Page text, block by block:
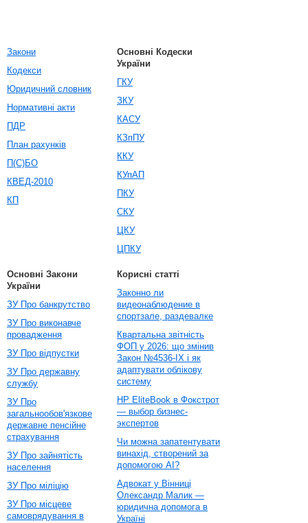
Закони
Кодекси
Юридичний словник
Нормативні акти
ПДР
План рахунків
П(С)БО
КВЕД-2010
КП
Основні Кодески
України
ГКУ
ЗКУ
КАСУ
КЗпПУ
ККУ
КУпАП
ПКУ
СКУ
ЦКУ
ЦПКУ
Основні Закони
України
ЗУ Про банкрутство
ЗУ Про виконавче
провадження
ЗУ Про відпустки
ЗУ Про державну
службу
ЗУ Про
загальнообов'язкове
державне пенсійне
страхування
ЗУ Про зайнятість
населення
ЗУ Про міліцію
ЗУ Про місцеве
самоврядування в
Корисні статті
Законно ли
видеонаблюдение в
спортзале, раздевалке
Квартальна звітність
ФОП у 2026: що змінив
Закон №4536-IX і як
адаптувати облікову
систему
HP EliteBook в Фокстрот
— выбор бизнес-
экспертов
Чи можна запатентувати
винахід, створений за
допомогою AI?
Адвокат у Вінниці
Олександр Малик —
юридична допомога в
Україні